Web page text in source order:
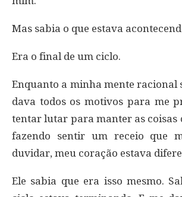
Mas sabia o que estava
Era o final de um ciclo.
Enquanto a minha mente racional
dava todos os motivos para me
tentar lutar para manter as coisas
fazendo sentir um receio que
duvidar, meu coração estava
Ele sabia que era isso mesmo.